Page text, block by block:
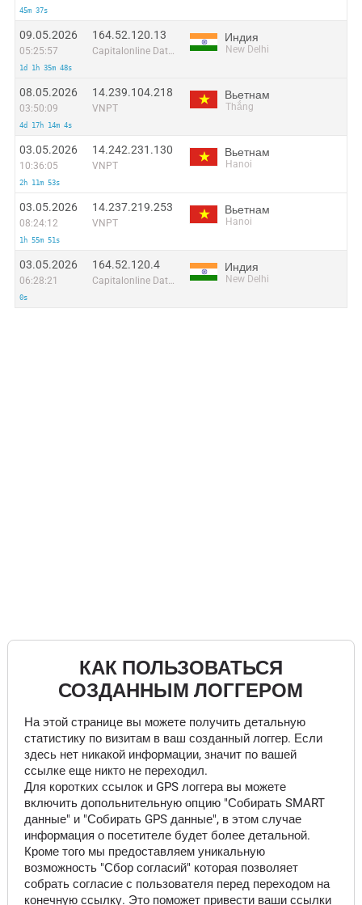
45m 37s
09.05.2026
05:25:57
1d 1h 35m 48s
164.52.120.13
Capitalonline Data Service (HK) Co
Индия
New Delhi
08.05.2026
03:50:09
4d 17h 14m 4s
14.239.104.218
VNPT
Вьетнам
Thắng
03.05.2026
10:36:05
2h 11m 53s
14.242.231.130
VNPT
Вьетнам
Hanoi
03.05.2026
08:24:12
1h 55m 51s
14.237.219.253
VNPT
Вьетнам
Hanoi
03.05.2026
06:28:21
0s
164.52.120.4
Capitalonline Data Service (HK) Co
Индия
New Delhi
КАК ПОЛЬЗОВАТЬСЯ
СОЗДАННЫМ ЛОГГЕРОМ
На этой странице вы можете получить детальную
статистику по визитам в ваш созданный логгер. Если
здесь нет никакой информации, значит по вашей
ссылке еще никто не переходил.
Для коротких ссылок и GPS логгера вы можете
включить допольнительную опцию "Собирать SMART
данные" и "Собирать GPS данные", в этом случае
информация о посетителе будет более детальной.
Кроме того мы предоставляем уникальную
возможность "Сбор согласий" которая позволяет
собрать согласие с пользователя перед переходом на
конечную ссылку. Это поможет привести ваши ссылки